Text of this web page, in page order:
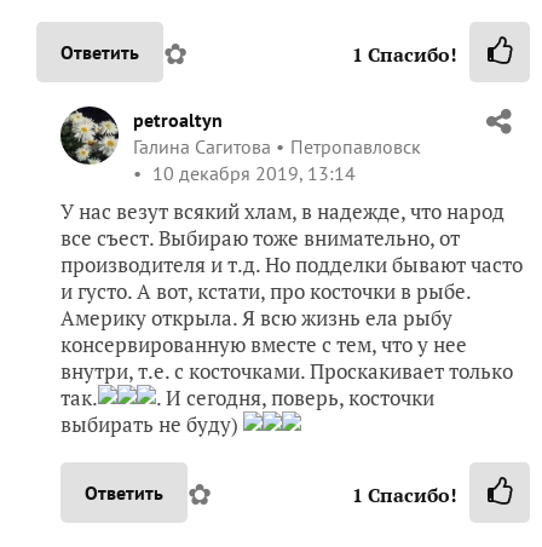
Ответить ✿ 1 Спасибо!
petroaltyn
Галина Сагитова
Петропавловск
10 декабря 2019, 13:14
У нас везут всякий хлам, в надежде, что народ
все съест. Выбираю тоже внимательно, от
производителя и т.д. Но подделки бывают часто
и густо. А вот, кстати, про косточки в рыбе.
Америку открыла. Я всю жизнь ела рыбу
консервированную вместе с тем, что у нее
внутри, т.е. с косточками. Проскакивает только
так.
. И сегодня, поверь, косточки
выбирать не буду)
Ответить ✿ 1 Спасибо!